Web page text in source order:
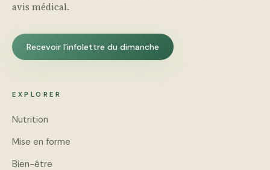
avis médical.
Recevoir l’infolettre du dimanche
EXPLORER
Nutrition
Mise en forme
Bien-être